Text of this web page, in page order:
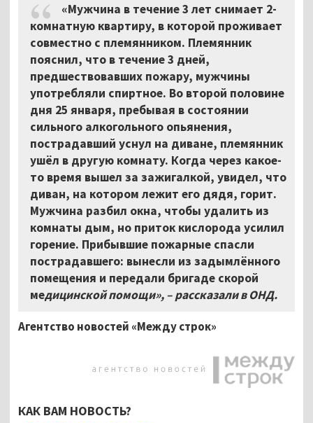
«Мужчина в течение 3 лет снимает 2-
комнатную квартиру, в которой проживает
совместно с племянником. Племянник
пояснил, что в течение 3 дней,
предшествовавших пожару, мужчины
употребляли спиртное. Во второй половине
дня 25 января, пребывая в состоянии
сильного алкогольного опьянения,
пострадавший уснул на диване, племянник
ушёл в другую комнату. Когда через какое-
то время вышел за зажигалкой, увидел, что
диван, на котором лежит его дядя, горит.
Мужчина разбил окна, чтобы удалить из
комнаты дым, но приток кислорода усилил
горение. Прибывшие пожарные спасли
пострадавшего: вынесли из задымлённого
помещения и передали бригаде скорой
медицинской помощи», –рассказали в ОНД.
Агентство новостей «Между строк»
КАК ВАМ НОВОСТЬ?